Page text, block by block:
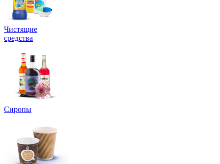
Чистящие
средства
Сиропы